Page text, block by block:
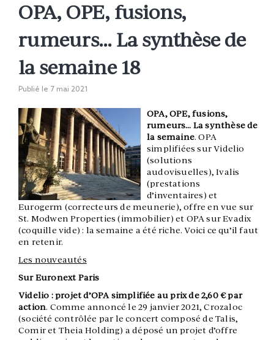
OPA, OPE, fusions,
rumeurs… La synthèse de
la semaine 18
Publié le 7 mai 2021
OPA, OPE, fusions,
rumeurs… La synthèse de
la semaine. OPA
simplifiées sur Videlio
(solutions
audovisuelles), Ivalis
(prestations
d’inventaires) et
Eurogerm (correcteurs de meunerie), offre en vue sur
St. Modwen Properties (immobilier) et OPA sur Evadix
(coquille vide) : la semaine a été riche. Voici ce qu’il faut
en retenir.
Les nouveautés
Sur Euronext Paris
Videlio : projet d’OPA simplifiée au prix de 2,60 € par
action. Comme annoncé le 29 janvier 2021, Crozaloc
(société contrôlée par le concert composé de Talis,
Comir et Theia Holding) a déposé un projet d’offre